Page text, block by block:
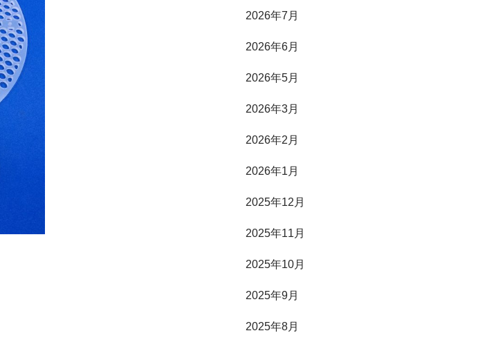
リ
ー
2026年7月
2026年6月
2026年5月
2026年3月
2026年2月
2026年1月
2025年12月
2025年11月
2025年10月
2025年9月
2025年8月